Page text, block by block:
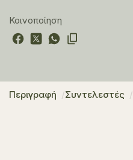
Κοινοποίηση
Περιγραφή Συντελεστές